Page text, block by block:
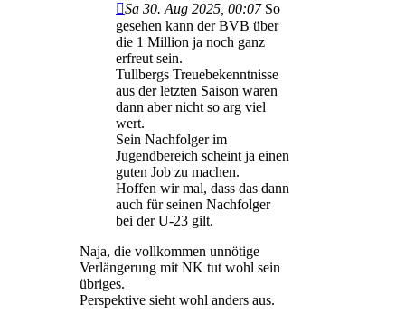
Sa 30. Aug 2025, 00:07So
gesehen kann der BVB über
die 1 Million ja noch ganz
erfreut sein.
Tullbergs Treuebekenntnisse
aus der letzten Saison waren
dann aber nicht so arg viel
wert.
Sein Nachfolger im
Jugendbereich scheint ja einen
guten Job zu machen.
Hoffen wir mal, dass das dann
auch für seinen Nachfolger
bei der U-23 gilt.
Naja, die vollkommen unnötige
Verlängerung mit NK tut wohl sein
übriges.
Perspektive sieht wohl anders aus.